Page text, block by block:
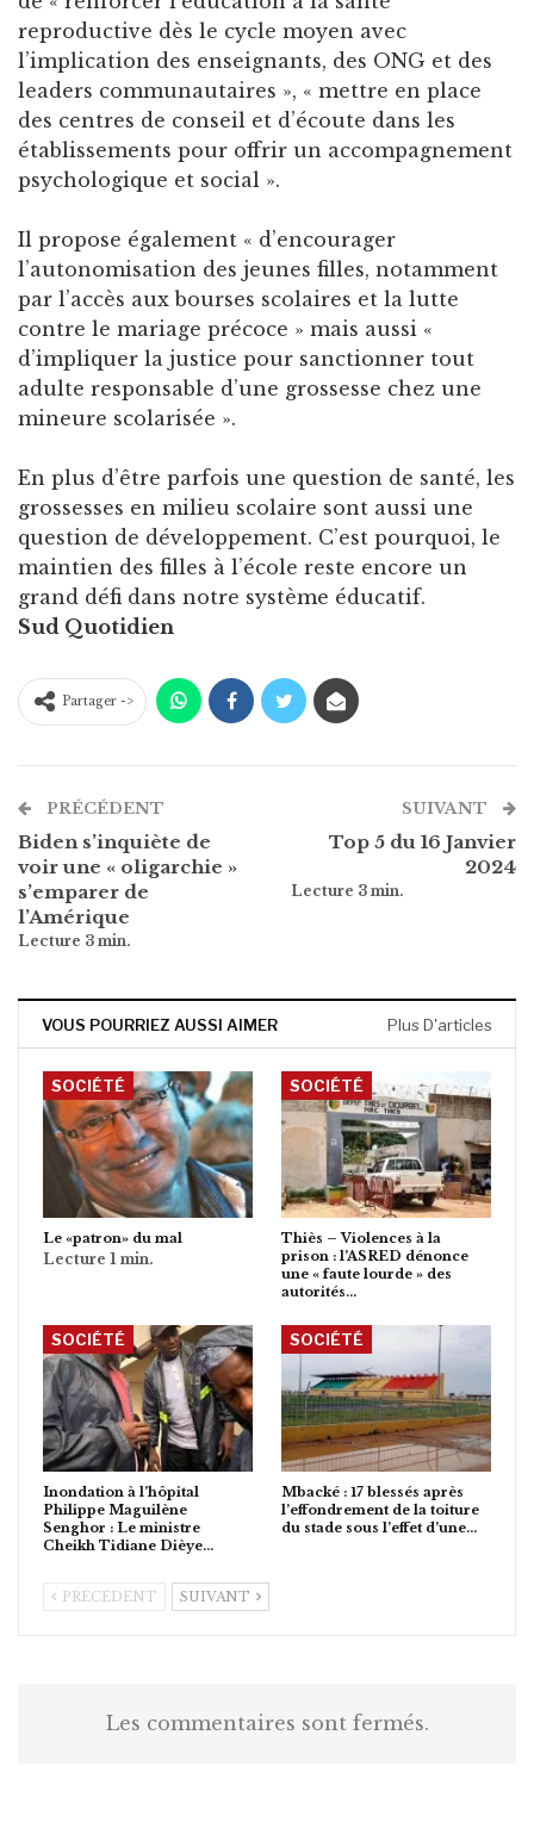
reproductive dès le cycle moyen avec
l’implication des enseignants, des ONG et des
leaders communautaires », « mettre en place
des centres de conseil et d’écoute dans les
établissements pour offrir un accompagnement
psychologique et social ».
Il propose également « d’encourager
l’autonomisation des jeunes filles, notamment
par l’accès aux bourses scolaires et la lutte
contre le mariage précoce » mais aussi «
d’impliquer la justice pour sanctionner tout
adulte responsable d’une grossesse chez une
mineure scolarisée ».
En plus d’être parfois une question de santé, les
grossesses en milieu scolaire sont aussi une
question de développement. C’est pourquoi, le
maintien des filles à l’école reste encore un
grand défi dans notre système éducatif.
Sud Quotidien
Partager ->
PRÉCÉDENT
Biden s’inquiète de
voir une « oligarchie »
s’emparer de
l’Amérique
SUIVANT
Top 5 du 16 Janvier
2024
VOUS POURRIEZ AUSSI AIMER Plus D'articles
SOCIÉTÉ
Le «patron» du mal
SOCIÉTÉ
Thiès – Violences à la
prison : l’ASRED dénonce
une « faute lourde » des
autorités…
SOCIÉTÉ
Inondation à l’hôpital
Philippe Maguilène
Senghor : Le ministre
Cheikh Tidiane Dièye…
SOCIÉTÉ
Mbacké : 17 blessés après
l’effondrement de la toiture
du stade sous l’effet d’une…
PRÉCÉDENT SUIVANT
Les commentaires sont fermés.